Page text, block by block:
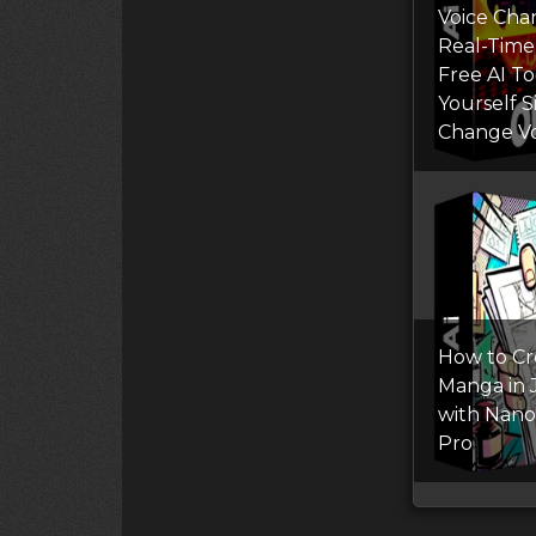
Voice
Real-
Free AI
Yourself
Change
How to
Manga in
with
Pro